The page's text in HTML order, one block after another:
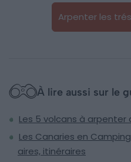
Arpenter les
À lire aussi sur le
Les 5 volcans à arpenter
Les Canaries en
aires, itinéraires